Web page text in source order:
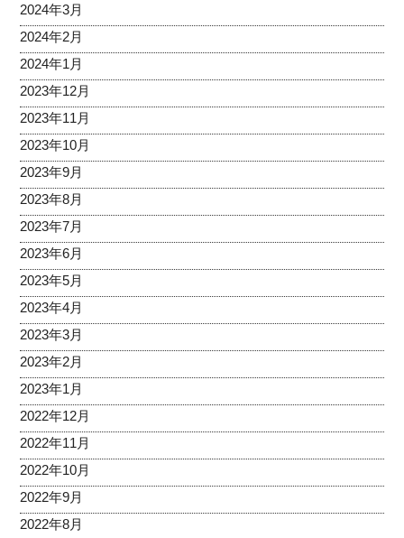
2024年3月
2024年2月
2024年1月
2023年12月
2023年11月
2023年10月
2023年9月
2023年8月
2023年7月
2023年6月
2023年5月
2023年4月
2023年3月
2023年2月
2023年1月
2022年12月
2022年11月
2022年10月
2022年9月
2022年8月